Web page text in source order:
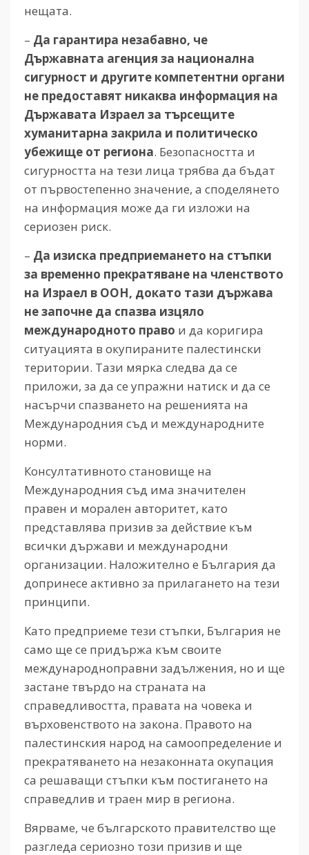
нещата.
– Да гарантира незабавно, че
Държавната агенция за национална
сигурност и другите компетентни органи
не предоставят никаква информация на
Държавата Израел за търсещите
хуманитарна закрила и политическо
убежище от региона. Безопасността и
сигурността на тези лица трябва да бъдат
от първостепенно значение, а споделянето
на информация може да ги изложи на
сериозен риск.
– Да изиска предприемането на стъпки
за временно прекратяване на членството
на Израел в ООН, докато тази държава
не започне да спазва изцяло
международното право и да коригира
ситуацията в окупираните палестински
територии. Тази мярка следва да се
приложи, за да се упражни натиск и да се
насърчи спазването на решенията на
Международния съд и международните
норми.
Консултативното становище на
Международния съд има значителен
правен и морален авторитет, като
представлява призив за действие към
всички държави и международни
организации. Наложително е България да
допринесе активно за прилагането на тези
принципи.
Като предприеме тези стъпки, България не
само ще се придържа към своите
международноправни задължения, но и ще
застане твърдо на страната на
справедливостта, правата на човека и
върховенството на закона. Правото на
палестинския народ на самоопределение и
прекратяването на незаконната окупация
са решаващи стъпки към постигането на
справедлив и траен мир в региона.
Вярваме, че българското правителство ще
разгледа сериозно този призив и ще